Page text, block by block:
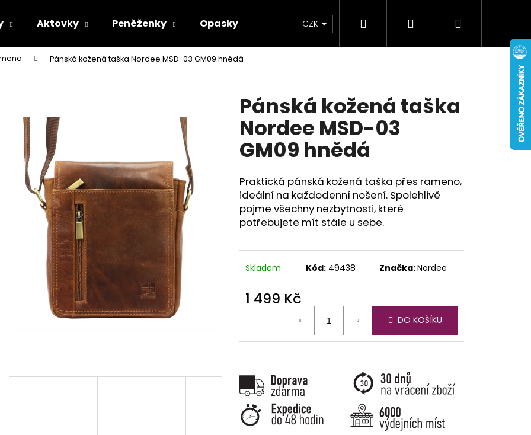
Aktovky Peněženky Opasky Doplňky Novinky
CZK Hledat PřihlášeníNákupní
Pánská kožená taška Nordee MSD-03 GM09 hnědá
Pánská kožená taška
Nordee MSD-03
GM09 hnědá
Praktická pánská kožená taška přes rameno,
ideální na každodenní nošení. Spolehlivě
pojme všechny nezbytnosti, které
potřebujete mít stále u sebe.
Skladem Kód: 49438 Značka:Nordee
1 499 Kč
DO KOŠÍKU
Co potřebujete najít?
Doporučujeme